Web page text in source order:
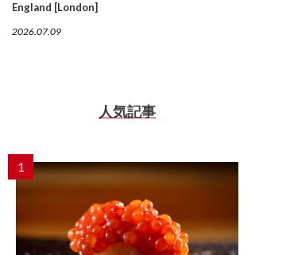
England [London]
2026.07.09
人気記事
1